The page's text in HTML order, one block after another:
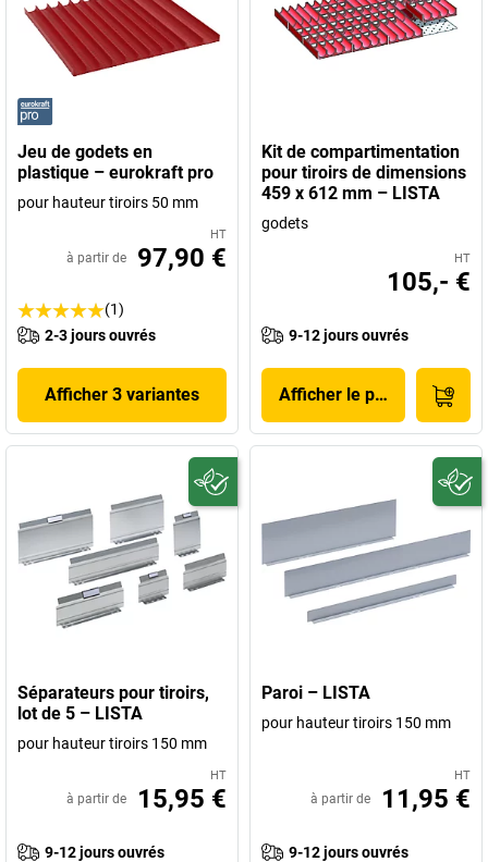
Jeu de godets en
plastique – eurokraft pro
pour hauteur tiroirs 50 mm
HT
à partir de 97,90 €
(1)
2-3 jours ouvrés
Afficher 3 variantes
Kit de compartimentation
pour tiroirs de dimensions
459 x 612 mm – LISTA
godets
HT
105,- €
9-12 jours ouvrés
Afficher le produit
Séparateurs pour tiroirs,
lot de 5 – LISTA
pour hauteur tiroirs 150 mm
HT
à partir de 15,95 €
9-12 jours ouvrés
Paroi – LISTA
pour hauteur tiroirs 150 mm
HT
à partir de 11,95 €
9-12 jours ouvrés